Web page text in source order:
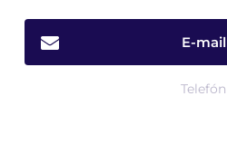
E-mail
Telefón